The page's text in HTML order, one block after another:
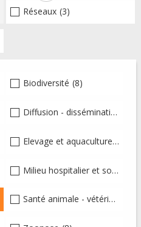
Réseaux (3)
Biodiversité (8)
(5)
Diffusion - dissémination - transmission de l'antibiorésistance
(6)
Elevage et aquaculture (2)
Milieu hospitalier et soin intensif
Santé animale - vétérinaire - faune sauvage